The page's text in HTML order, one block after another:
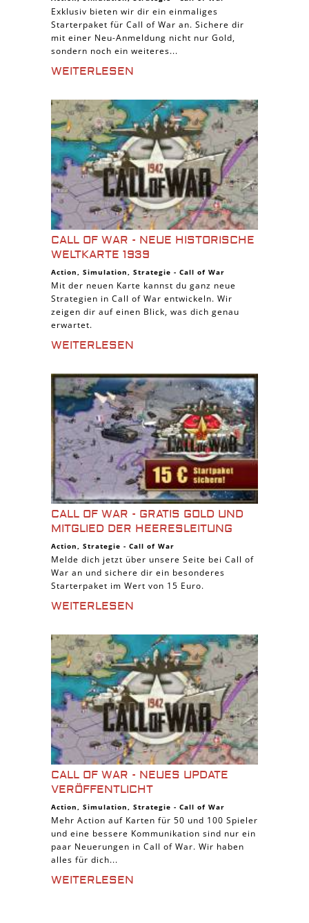
Exklusiv bieten wir dir ein einmaliges
Starterpaket für Call of War an. Sichere dir
mit einer Neu-Anmeldung nicht nur Gold,
sondern noch ein weiteres...
WEITERLESEN
CALL OF WAR - NEUE HISTORISCHE
WELTKARTE 1939
Action, Simulation, Strategie - Call of War
Mit der neuen Karte kannst du ganz neue
Strategien in Call of War entwickeln. Wir
zeigen dir auf einen Blick, was dich genau
erwartet.
WEITERLESEN
CALL OF WAR - GRATIS GOLD UND
MITGLIED DER HEERESLEITUNG
Action, Strategie - Call of War
Melde dich jetzt über unsere Seite bei Call of
War an und sichere dir ein besonderes
Starterpaket im Wert von 15 Euro.
WEITERLESEN
CALL OF WAR - NEUES UPDATE
VERÖFFENTLICHT
Action, Simulation, Strategie - Call of War
Mehr Action auf Karten für 50 und 100 Spieler
und eine bessere Kommunikation sind nur ein
paar Neuerungen in Call of War. Wir haben
alles für dich...
WEITERLESEN